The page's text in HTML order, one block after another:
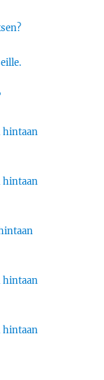
hintaan
hintaan
hintaan
hintaan